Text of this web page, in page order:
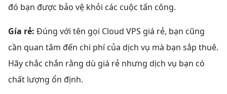
đó bạn được bảo vệ khỏi các cuộc tấn công.
Gía rẻ: Đúng với tên gọi Cloud VPS giá rẻ, bạn cũng
cần quan tâm đến chi phí của dịch vụ mà bạn sắp thuê.
Hãy chắc chắn rằng dù giá rẻ nhưng dịch vụ bạn có
chất lượng ổn định.